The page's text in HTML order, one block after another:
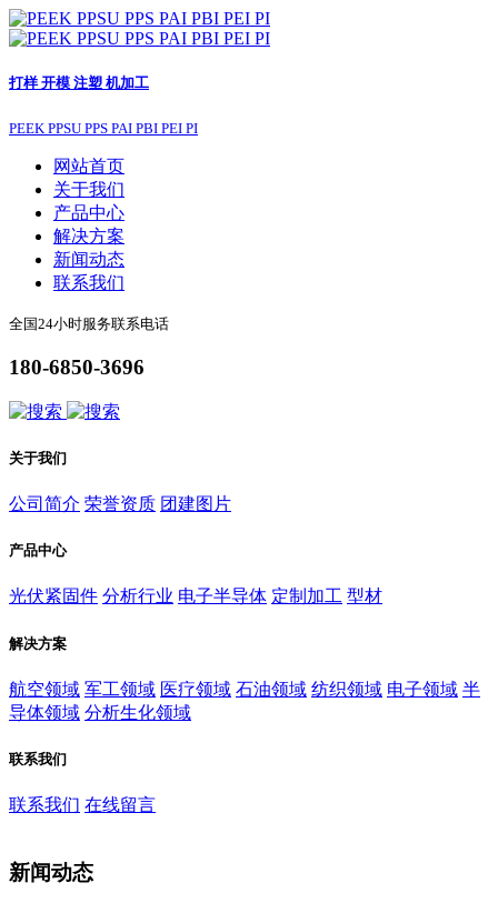
打样 开模 注塑 机加工
PEEK PPSU PPS PAI PBI PEI PI
网站首页
关于我们
产品中心
解决方案
新闻动态
联系我们
全国24小时服务联系电话
180-6850-3696
关于我们
公司简介 荣誉资质 团建图片
产品中心
光伏紧固件 分析行业 电子半导体 定制加工 型材
解决方案
航空领域 军工领域 医疗领域 石油领域 纺织领域 电子领域 半
导体领域 分析生化领域
联系我们
联系我们 在线留言
新闻动态